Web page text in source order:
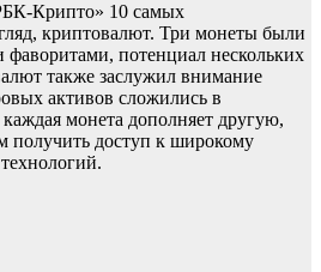
Крипто» 10 самых
криптовалют. Три монеты были
потенциал нескольких
также заслужил внимание
активов сложились в
монета дополняет другую,
получить доступ к широкому